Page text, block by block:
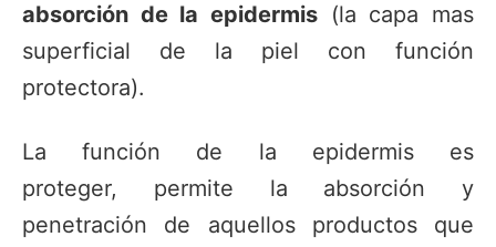
absorción de la epidermis (la capa mas
superficial de la piel con función
protectora).
La función de la epidermis es
proteger, permite la absorción y
penetración de aquellos productos que